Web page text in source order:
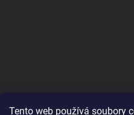
Tento web používá soubory